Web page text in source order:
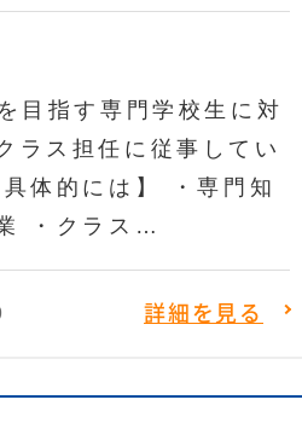
目指す専門学校生に対
ラス担任に従事してい
体的には】 ・専門知
・クラス…
詳細を見る